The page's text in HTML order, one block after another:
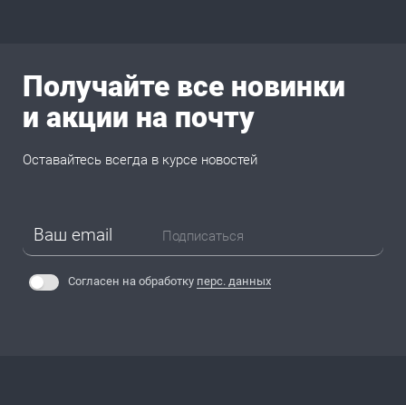
Получайте все новинки
и акции на почту
Оставайтесь всегда в курсе новостей
Подписаться
Согласен на обработку перс. данных